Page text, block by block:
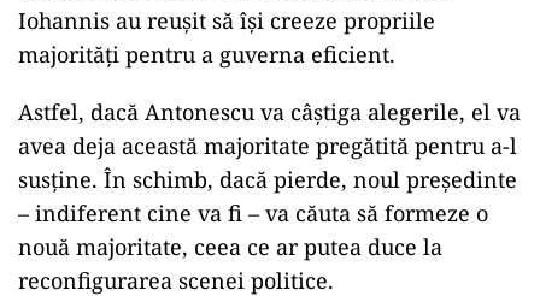
Iohannis au reușit să își creeze propriile
majorități pentru a guverna eficient.
Astfel, dacă Antonescu va câștiga alegerile, el va
avea deja această majoritate pregătită pentru a-l
susține. În schimb, dacă pierde, noul președinte
– indiferent cine va fi – va căuta să formeze o
nouă majoritate, ceea ce ar putea duce la
reconfigurarea scenei politice.